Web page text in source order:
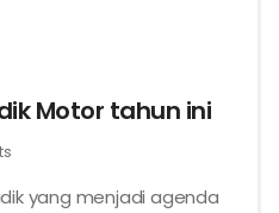
Motor tahun ini
yang menjadi agenda